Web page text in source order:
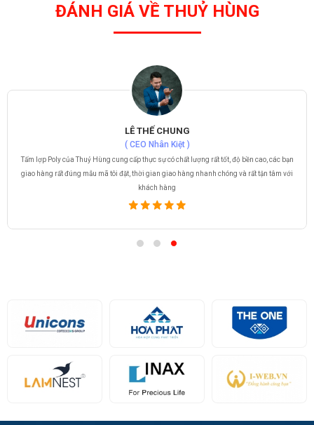
ĐÁNH GIÁ VỀ THUỶ HÙNG
LÊ THẾ CHUNG
( CEO Nhân Kiệt )
Tấm lợp Poly của Thuỷ Hùng cung cấp thực sự có chất lượng rất tốt, độ bền cao, các bạn
giao hàng rất đúng mẫu mã tôi đặt, thời gian giao hàng nhanh chóng và rất tận tâm với
khách hàng